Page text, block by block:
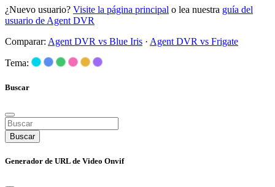
¿Nuevo usuario? Visite la página principal o lea nuestra guía del
usuario de Agent DVR
Comparar: Agent DVR vs Blue Iris · Agent DVR vs Frigate
Tema:
Buscar
Buscar
Generador de URL de Video Onvif